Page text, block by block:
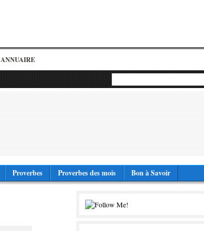
ANNUAIRE
Proverbes Proverbes des mois Bon à Savoir